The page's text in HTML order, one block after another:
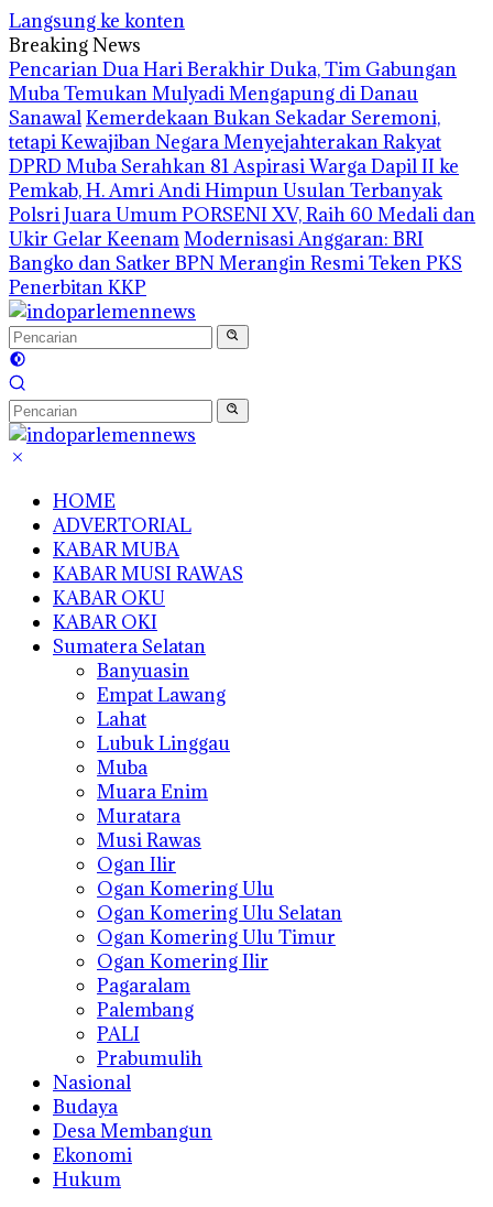
Langsung ke konten
Breaking News
Pencarian Dua Hari Berakhir Duka, Tim Gabungan
Muba Temukan Mulyadi Mengapung di Danau
SanawalKemerdekaan Bukan Sekadar Seremoni,
tetapi Kewajiban Negara Menyejahterakan Rakyat
DPRD Muba Serahkan 81 Aspirasi Warga Dapil II ke
Pemkab, H. Amri Andi Himpun Usulan Terbanyak
Polsri Juara Umum PORSENI XV, Raih 60 Medali dan
Ukir Gelar KeenamModernisasi Anggaran: BRI
Bangko dan Satker BPN Merangin Resmi Teken PKS
Penerbitan KKP
HOME
ADVERTORIAL
KABAR MUBA
KABAR MUSI RAWAS
KABAR OKU
KABAR OKI
Sumatera Selatan
Banyuasin
Empat Lawang
Lahat
Lubuk Linggau
Muba
Muara Enim
Muratara
Musi Rawas
Ogan Ilir
Ogan Komering Ulu
Ogan Komering Ulu Selatan
Ogan Komering Ulu Timur
Ogan Komering Ilir
Pagaralam
Palembang
PALI
Prabumulih
Nasional
Budaya
Desa Membangun
Ekonomi
Hukum